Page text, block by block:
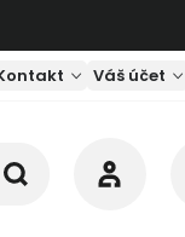
Váš účet